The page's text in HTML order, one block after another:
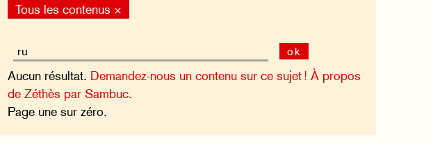
Tous les contenus ×
ok
Aucun résultat. Demandez-nous un contenu sur ce sujet ! À propos
de Zéthès par Sambuc.
Page une sur zéro.